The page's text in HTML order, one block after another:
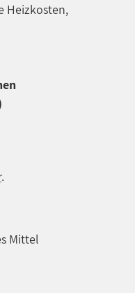
Heizkosten,
.
Mittel